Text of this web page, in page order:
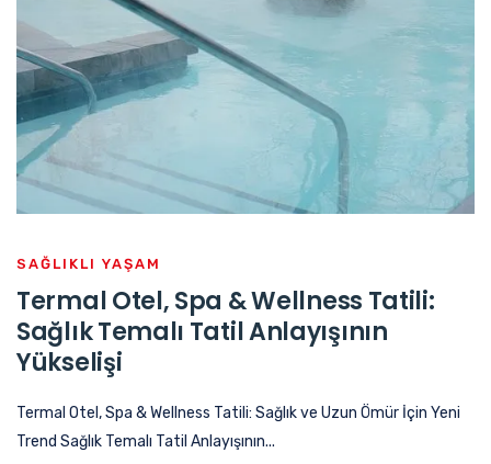
SAĞLIKLI YAŞAM
Termal Otel, Spa & Wellness Tatili:
Sağlık Temalı Tatil Anlayışının
Yükselişi
Termal Otel, Spa & Wellness Tatili: Sağlık ve Uzun Ömür İçin Yeni
Trend Sağlık Temalı Tatil Anlayışının...